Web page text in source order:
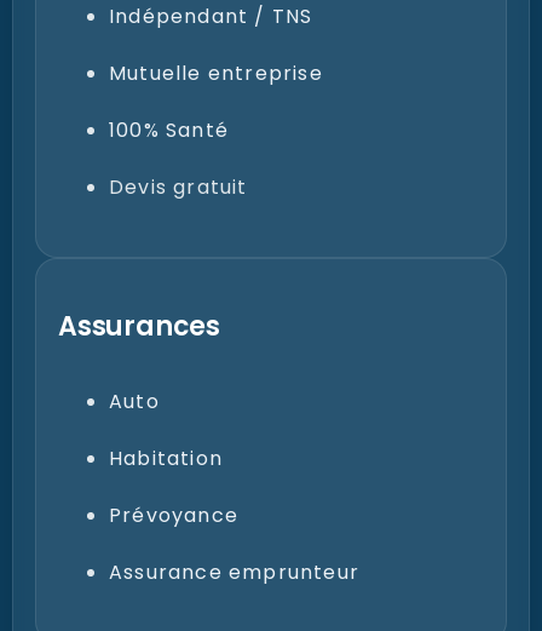
Indépendant / TNS
Mutuelle entreprise
100% Santé
Devis gratuit
Assurances
Auto
Habitation
Prévoyance
Assurance emprunteur